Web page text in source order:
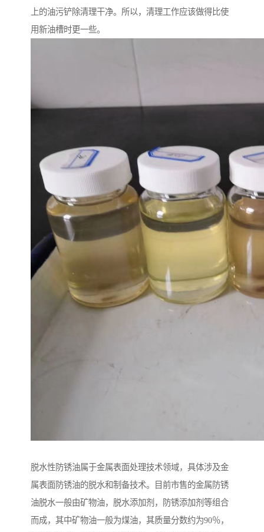
上的油污铲除清理干净。所以，清理工作应该做得比使
用新油槽时更一些。
脱水性防锈油属于金属表面处理技术领域，具体涉及金
属表面防锈油的脱水和制备技术。目前市售的金属防锈
油脱水一般由矿物油，脱水添加剂，防锈添加剂等组合
而成，其中矿物油一般为煤油，其质量分数约为90％，